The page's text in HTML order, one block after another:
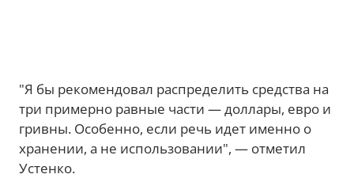
"Я бы рекомендовал распределить средства на
три примерно равные части — доллары, евро и
гривны. Особенно, если речь идет именно о
хранении, а не использовании", — отметил
Устенко.